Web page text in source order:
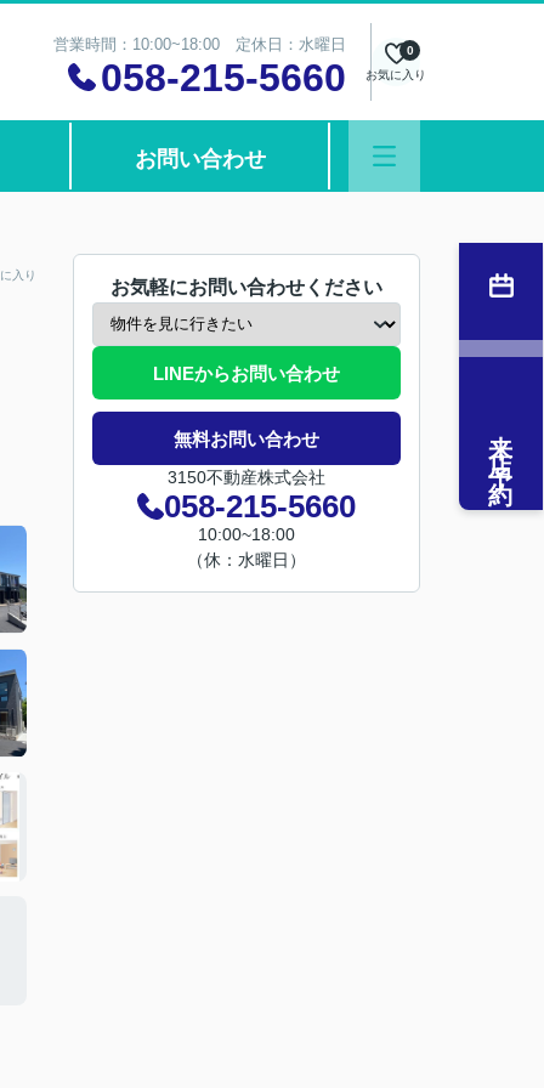
営業時間：10:00~18:00 定休日：水曜日
058-215-5660 お気に入り
0
お問い合わせ
入り
お気軽にお問い合わせください
LINEからお問い合わせ
無料お問い合わせ
3150不動産株式会社
058-215-5660
10:00~18:00
（休：水曜日）
来店予約